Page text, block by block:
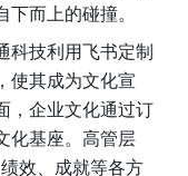
而上的碰撞。
科技利用飞书定制
使其成为文化宣
，企业文化通过订
化基座。高管层
效、成就等各方